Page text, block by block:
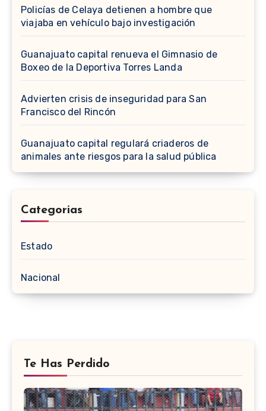
Policías de Celaya detienen a hombre que
viajaba en vehículo bajo investigación
Guanajuato capital renueva el Gimnasio de
Boxeo de la Deportiva Torres Landa
Advierten crisis de inseguridad para San
Francisco del Rincón
Guanajuato capital regulará criaderos de
animales ante riesgos para la salud pública
Categorias
Estado
Nacional
Te Has Perdido